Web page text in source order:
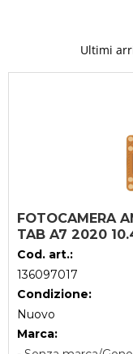
FOTOCAMERA
TAB A7 2020
Cod. art.:
136097017
Condizione:
Nuovo
Marca: